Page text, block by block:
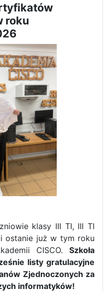
rocznicy
3 Maja
za
do
roku
klasy III TI, III TI
ostanie już w tym roku
CISCO. Szkoła
listy gratulacyjne
Zjednoczonych za
informatyków!